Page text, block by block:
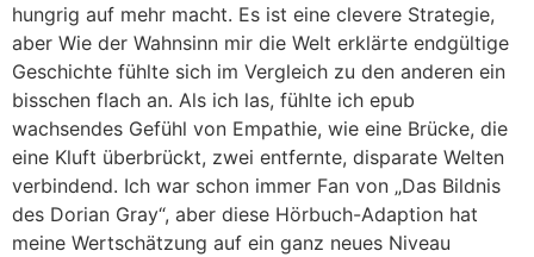
hungrig auf mehr macht. Es ist eine clevere Strategie,
aber Wie der Wahnsinn mir die Welt erklärte endgültige
Geschichte fühlte sich im Vergleich zu den anderen ein
bisschen flach an. Als ich las, fühlte ich epub
wachsendes Gefühl von Empathie, wie eine Brücke, die
eine Kluft überbrückt, zwei entfernte, disparate Welten
verbindend. Ich war schon immer Fan von „Das Bildnis
des Dorian Gray“, aber diese Hörbuch-Adaption hat
meine Wertschätzung auf ein ganz neues Niveau